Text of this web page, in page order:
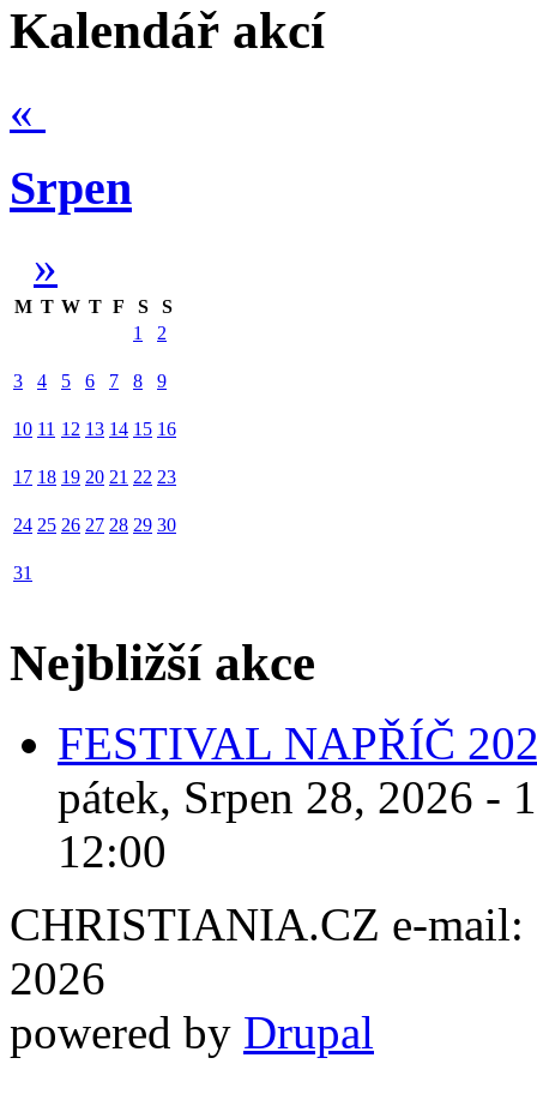
Kalendář akcí
«
Srpen
»
M T W T F S
S
1
2
3 4 5 6 7 8 9
10 11 12 13 14 15 16
17 18 19 20 21 22 23
24 25 26 27 28 29 30
31
Nejbližší akce
FESTIVAL NAPŘÍČ
pátek, Srpen 28, 2026 -
12:00
CHRISTIANIA.CZ e-mail:
2026
powered by Drupal